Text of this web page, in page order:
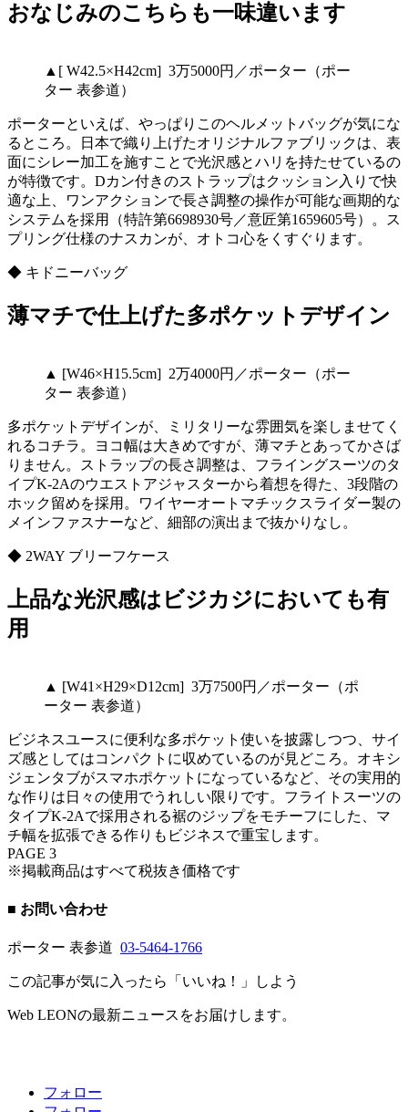
おなじみのこちらも一味違います
▲[ W42.5×H42cm] 3万5000円／ポーター（ポー
ター 表参道）
ポーターといえば、やっぱりこのヘルメットバッグが気にな
るところ。日本で織り上げたオリジナルファブリックは、表
面にシレー加工を施すことで光沢感とハリを持たせているの
が特徴です。Dカン付きのストラップはクッション入りで快
適な上、ワンアクションで長さ調整の操作が可能な画期的な
システムを採用（特許第6698930号／意匠第1659605号）。ス
プリング仕様のナスカンが、オトコ心をくすぐります。
◆ キドニーバッグ
薄マチで仕上げた多ポケットデザイン
▲ [W46×H15.5cm] 2万4000円／ポーター（ポー
ター 表参道）
多ポケットデザインが、ミリタリーな雰囲気を楽しませてく
れるコチラ。ヨコ幅は大きめですが、薄マチとあってかさば
りません。ストラップの長さ調整は、フライングスーツのタ
イプK-2Aのウエストアジャスターから着想を得た、3段階の
ホック留めを採用。ワイヤーオートマチックスライダー製の
メインファスナーなど、細部の演出まで抜かりなし。
◆ 2WAY ブリーフケース
上品な光沢感はビジカジにおいても有
用
▲ [W41×H29×D12cm] 3万7500円／ポーター（ポ
ーター 表参道）
ビジネスユースに便利な多ポケット使いを披露しつつ、サイ
ズ感としてはコンパクトに収めているのが見どころ。オキシ
ジェンタブがスマホポケットになっているなど、その実用的
な作りは日々の使用でうれしい限りです。フライトスーツの
タイプK-2Aで採用される裾のジップをモチーフにした、マ
チ幅を拡張できる作りもビジネスで重宝します。
PAGE 3
※掲載商品はすべて税抜き価格です
■ お問い合わせ
ポーター 表参道 03-5464-1766
この記事が気に入ったら「いいね！」しよう
Web LEONの最新ニュースをお届けします。
フォロー